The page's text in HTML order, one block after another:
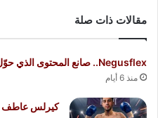
مقالات ذات صلة
Negusflex.. صانع المحتوى الذي حوّل الكوميديا إلى لغة عالمية
منذ 6 أيام
كيرلس عاطف